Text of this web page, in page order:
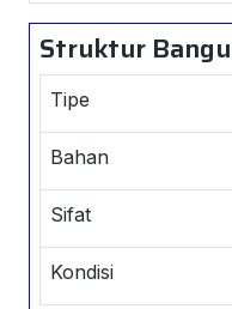
Struktur
Tipe
Bahan
Sifat
Kondisi